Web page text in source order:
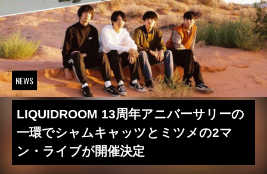
NEWS
LIQUIDROOM 13周年アニバーサリーの
一環でシャムキャッツとミツメの2マ
ン・ライブが開催決定